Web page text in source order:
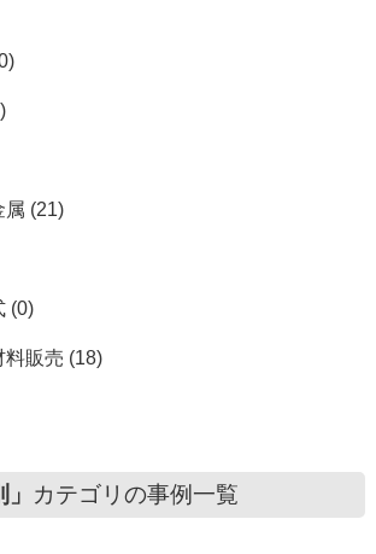
属 (21)
(0)
販売 (18)
カテゴリの事例一覧